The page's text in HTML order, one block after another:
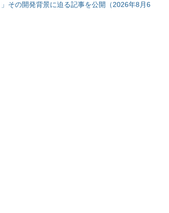
その開発背景に迫る記事を公開（2026年8月6